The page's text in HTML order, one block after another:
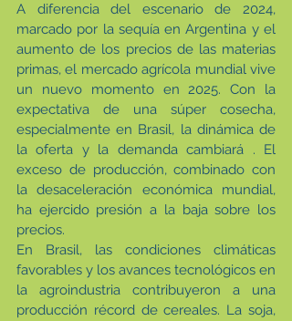
A diferencia del escenario de 2024,
marcado por la sequía en Argentina y el
aumento de los precios de las materias
primas, el mercado agrícola mundial vive
un nuevo momento en 2025. Con la
expectativa de una súper cosecha,
especialmente en Brasil, la dinámica de
la oferta y la demanda cambiará . El
exceso de producción, combinado con
la desaceleración económica mundial,
ha ejercido presión a la baja sobre los
precios.
En Brasil, las condiciones climáticas
favorables y los avances tecnológicos en
la agroindustria contribuyeron a una
producción récord de cereales. La soja,